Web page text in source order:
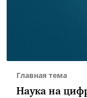
Главная тема
Наука на